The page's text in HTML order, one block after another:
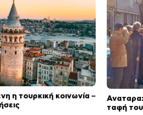
η τουρκική κοινωνία –
ταφή του